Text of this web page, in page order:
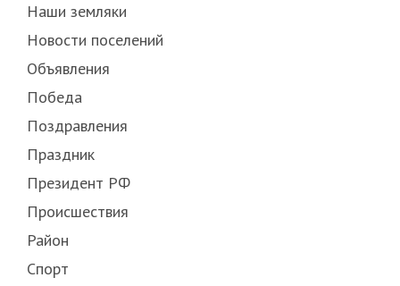
Наши земляки
Новости поселений
Объявления
Победа
Поздравления
Праздник
Президент РФ
Происшествия
Район
Спорт